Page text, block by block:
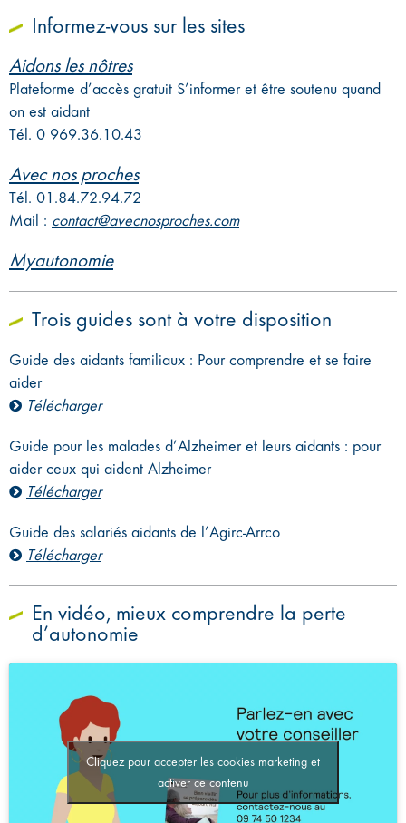
Informez-vous sur les sites
Aidons les nôtres
Plateforme d’accès gratuit S’informer et être soutenu quand
on est aidant
Tél. 0 969.36.10.43
Avec nos proches
Tél. 01.84.72.94.72
Mail : contact@avecnosproches.com
Myautonomie
Trois guides sont à votre disposition
Guide des aidants familiaux : Pour comprendre et se faire
aider
Télécharger
Guide pour les malades d’Alzheimer et leurs aidants : pour
aider ceux qui aident Alzheimer
Télécharger
Guide des salariés aidants de l’Agirc-Arrco
Télécharger
En vidéo, mieux comprendre la perte
d’autonomie
Cliquez pour accepter les cookies marketing et
activer ce contenu